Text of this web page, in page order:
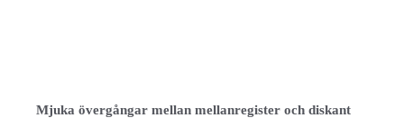
Mjuka övergångar mellan mellanregister och diskant